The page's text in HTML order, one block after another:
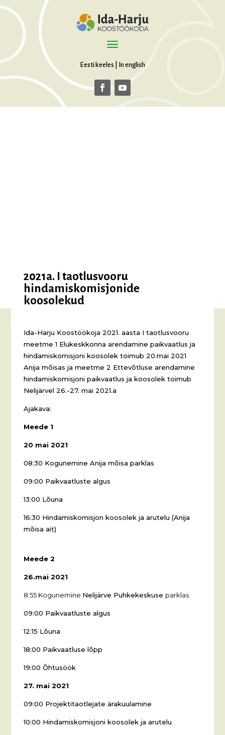
Eesti keeles In english
2021a. I taotlusvooru
hindamiskomisjonide
koosolekud
Ida-Harju Koostöökoja 2021. aasta I taotlusvooru
meetme 1 Elukeskkonna arendamine paikvaatlus ja
hindamiskomisjoni koosolek toimub 20.mai 2021
Anija mõisas ja meetme 2 Ettevõtluse arendamine
hindamiskomisjoni paikvaatlus ja koosolek toimub
Nelijärvel 26.-27. mai 2021.a
Ajakava:
Meede 1
20 mai 2021
08:30 Kogunemine Anija mõisa parklas
09:00 Paikvaatluste algus
13:00 Lõuna
16:30 Hindamiskomisjon koosolek ja arutelu (Anija
mõisa ait)
Meede 2
26.mai 2021
8:55 Kogunemine Nelijärve Puhkekeskuse parklas
09:00 Paikvaatluste algus
12:15 Lõuna
18:00 Paikvaatluse lõpp
19:00 Õhtusöök
27. mai 2021
09:00 Projektitaotlejate ärakuulamine
10:00 Hindamiskomisjoni koosolek ja arutelu